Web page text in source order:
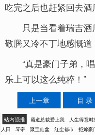
吃完之后也赶紧回去酒
只是当看着瑞吉
敬腾又冷不丁地感慨道
“真是豪门子弟，
乐上可以这么纯粹！”
上一章 目 录
站内强推 霸道总裁爱上我 人生得意时
人田
琴帝 聚宝仙盆 红尘都市 拒嫁豪